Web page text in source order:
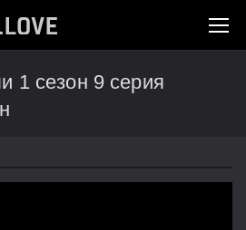
1 сезон 9 серия